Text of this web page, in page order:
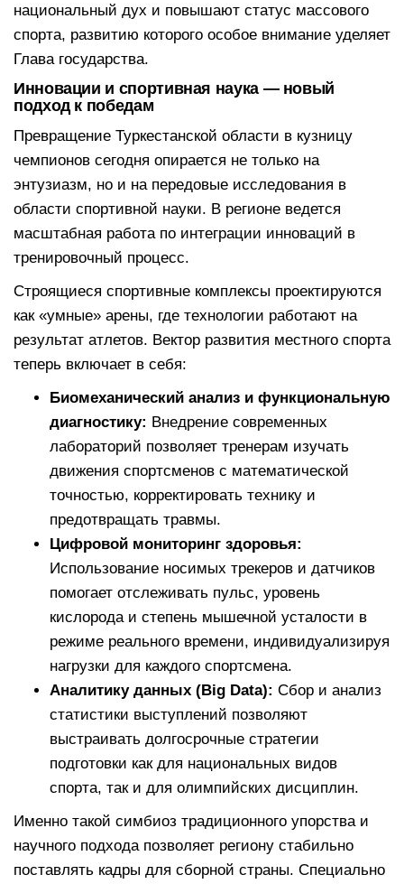
национальный дух и повышают статус массового
спорта, развитию которого особое внимание уделяет
Глава государства.
Инновации и спортивная наука — новый
подход к победам
Превращение Туркестанской области в кузницу
чемпионов сегодня опирается не только на
энтузиазм, но и на передовые исследования в
области спортивной науки. В регионе ведется
масштабная работа по интеграции инноваций в
тренировочный процесс.
Строящиеся спортивные комплексы проектируются
как «умные» арены, где технологии работают на
результат атлетов. Вектор развития местного спорта
теперь включает в себя:
Биомеханический анализ и функциональную
диагностику: Внедрение современных
лабораторий позволяет тренерам изучать
движения спортсменов с математической
точностью, корректировать технику и
предотвращать травмы.
Цифровой мониторинг здоровья:
Использование носимых трекеров и датчиков
помогает отслеживать пульс, уровень
кислорода и степень мышечной усталости в
режиме реального времени, индивидуализируя
нагрузки для каждого спортсмена.
Аналитику данных (Big Data): Сбор и анализ
статистики выступлений позволяют
выстраивать долгосрочные стратегии
подготовки как для национальных видов
спорта, так и для олимпийских дисциплин.
Именно такой симбиоз традиционного упорства и
научного подхода позволяет региону стабильно
поставлять кадры для сборной страны. Специально